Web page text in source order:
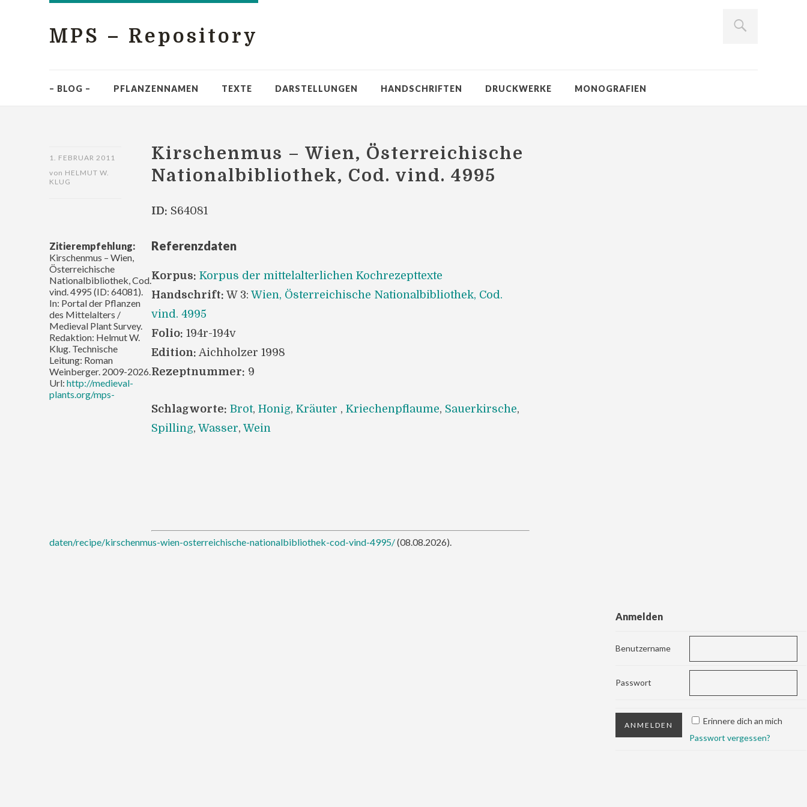
MPS – Repository
– BLOG – PFLANZENNAMEN TEXTE DARSTELLUNGEN HANDSCHRIFTEN DRUCKWERKE MONOGRAFIEN
1. FEBRUAR 2011
von HELMUT W.
KLUG
Kirschenmus – Wien, Österreichische
Nationalbibliothek, Cod. vind. 4995
ID: S64081
Referenzdaten
Korpus: Korpus der mittelalterlichen Kochrezepttexte
Handschrift: W 3:Wien, Österreichische Nationalbibliothek, Cod.
vind. 4995
Folio: 194r-194v
Edition: Aichholzer 1998
Rezeptnummer: 9
Schlagworte: Brot,Honig,Kräuter ,Kriechenpflaume, Sauerkirsche,
Spilling,Wasser,Wein
Zitierempfehlung:
Kirschenmus – Wien,
Österreichische
Nationalbibliothek, Cod.
vind. 4995 (ID: 64081).
In: Portal der Pflanzen
des Mittelalters /
Medieval Plant Survey.
Redaktion: Helmut W.
Klug. Technische
Leitung: Roman
Weinberger. 2009-2026.
Url: http://medieval-
plants.org/mps-
daten/recipe/kirschenmus-wien-osterreichische-nationalbibliothek-cod-vind-4995/(08.08.2026).
Anmelden
Benutzername
Passwort
Erinnere dich an mich
Passwort vergessen?